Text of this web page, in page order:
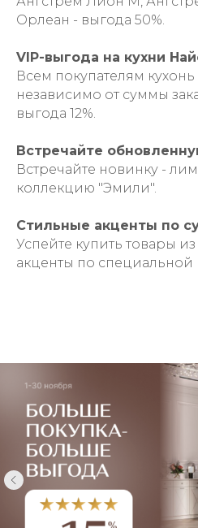
Орлеан - выгода 50%.
VIP-выгода на кухни
Всем покупателям
независимо от суммы
выгода 12%.
Встречайте
Встречайте новинку -
коллекцию "Эмили".
Стильные акценты по
Успейте купить товары
акценты по специальной